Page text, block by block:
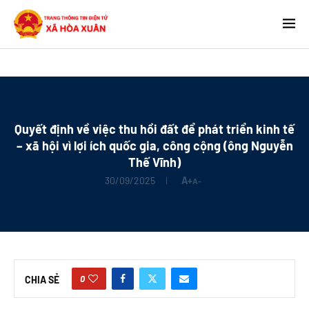
Quyết định về việc thu hồi đất để phát triển kinh tế
– xã hội vì lợi ích quốc gia, công cộng (ông Nguyễn
Thế Vĩnh)
30/09/2025 A+A-
CHIA SẺ 0